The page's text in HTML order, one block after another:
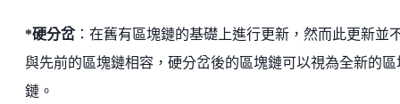
*硬分岔：在舊有區塊鏈的基礎上進行更新，然而此更新並
與先前的區塊鏈相容，硬分岔後的區塊鏈可以視為全新的區
鏈。